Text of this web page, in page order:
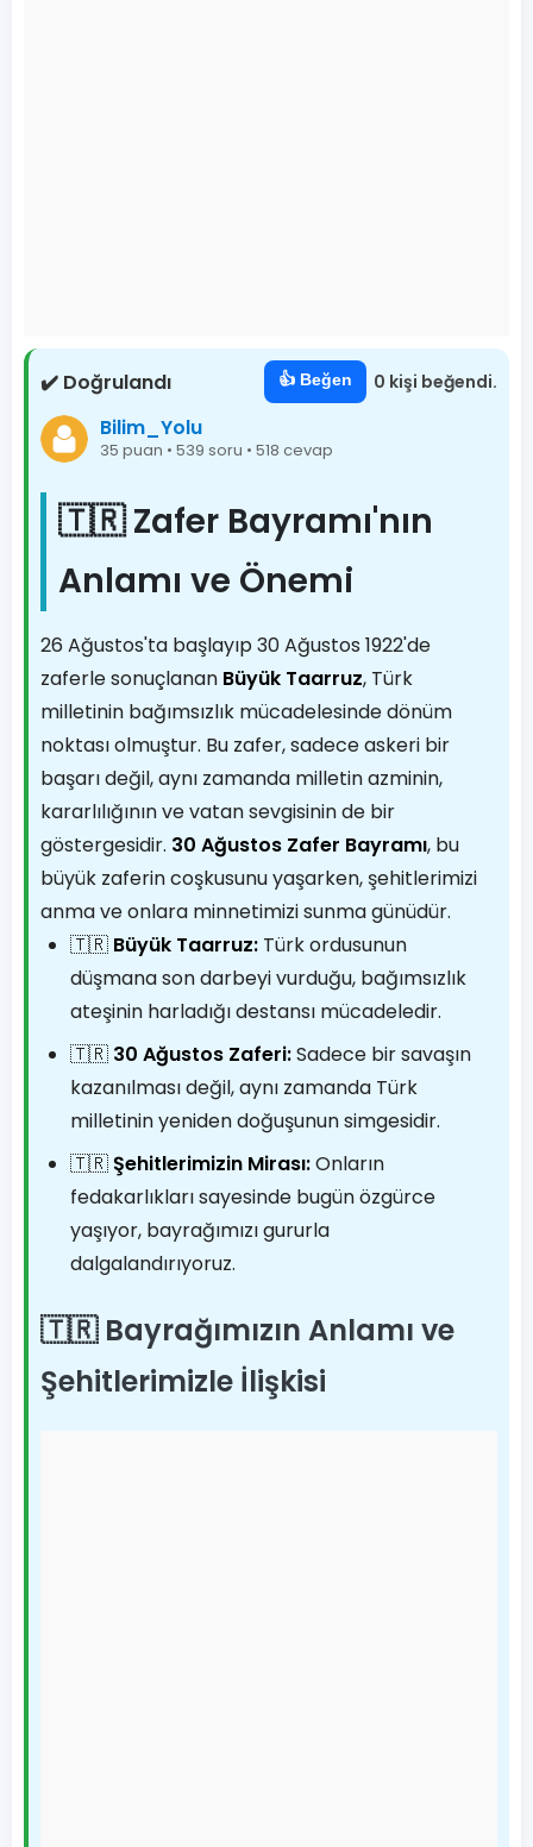
✔️ Doğrulandı 👍 Beğen 0 kişi beğendi.
Bilim_Yolu
35 puan • 539 soru • 518 cevap
🇹🇷 Zafer Bayramı'nın
Anlamı ve Önemi
26 Ağustos'ta başlayıp 30 Ağustos 1922'de
zaferle sonuçlanan Büyük Taarruz, Türk
milletinin bağımsızlık mücadelesinde dönüm
noktası olmuştur. Bu zafer, sadece askeri bir
başarı değil, aynı zamanda milletin azminin,
kararlılığının ve vatan sevgisinin de bir
göstergesidir. 30 Ağustos Zafer Bayramı, bu
büyük zaferin coşkusunu yaşarken, şehitlerimizi
anma ve onlara minnetimizi sunma günüdür.
🇹🇷 Büyük Taarruz: Türk ordusunun
düşmana son darbeyi vurduğu, bağımsızlık
ateşinin harladığı destansı mücadeledir.
🇹🇷 30 Ağustos Zaferi:Sadece bir savaşın
kazanılması değil, aynı zamanda Türk
milletinin yeniden doğuşunun simgesidir.
🇹🇷Şehitlerimizin Mirası:Onların
fedakarlıkları sayesinde bugün özgürce
yaşıyor, bayrağımızı gururla
dalgalandırıyoruz.
🇹🇷 Bayrağımızın Anlamı ve
Şehitlerimizle İlişkisi